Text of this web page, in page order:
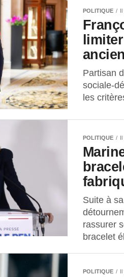
POLITIQUE
Partisan
sociale-
les
POLITIQUE
Suite à
rassurer
bracelet
POLITIQUE